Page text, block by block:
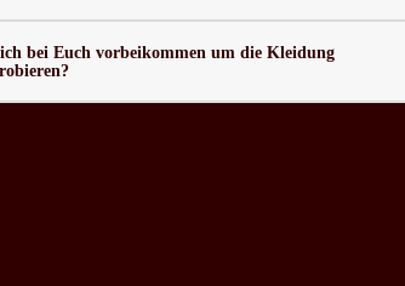
bei Euch vorbeikommen um die Kleidung